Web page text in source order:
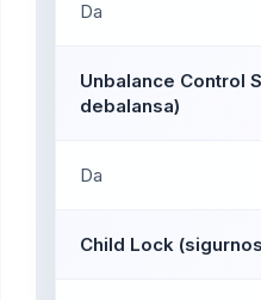
Da
Unbalance Control
debalansa)
Da
Child Lock